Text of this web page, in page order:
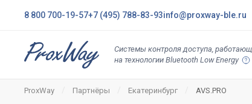
8 800 700-19-57+7 (495) 788-83-93info@proxway-ble.ru
Системы контроля доступа,
на технологии Bluetooth Low Energy
ProxWay Партнёры Екатеринбург AVS.PRO